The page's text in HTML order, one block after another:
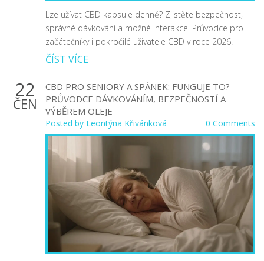
Lze užívat CBD kapsule denně? Zjistěte bezpečnost,
správné dávkování a možné interakce. Průvodce pro
začátečníky i pokročilé uživatele CBD v roce 2026.
ČÍST VÍCE
22
ČEN
CBD PRO SENIORY A SPÁNEK: FUNGUJE TO?
PRŮVODCE DÁVKOVÁNÍM, BEZPEČNOSTÍ A
VÝBĚREM OLEJE
Posted by Leontýna Křivánková 0 Comments